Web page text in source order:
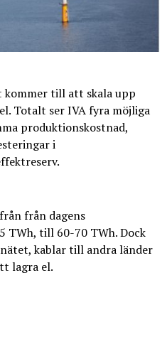
till att skala upp
Totalt ser IVA fyra möjliga
produktionskostnad,
i
från dagens
TWh, till 60-70 TWh. Dock
kablar till andra länder
lagra el.